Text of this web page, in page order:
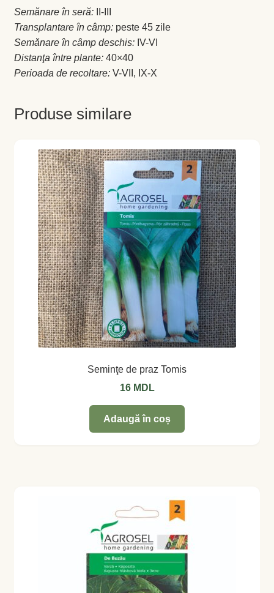
Locație și Program
Magazin
My account
Plată și Livrare
Servicii
Termeni și condiții
Semănare în seră:II-III
Transplantare în câmp:peste 45 zile
Semănare în câmp deschis:IV-VI
Distanţa între plante:40×40
Perioada de recoltare:V-VII, IX-X
Produse similare
Seminţe de praz Tomis
16 MDL
Adaugă în coș